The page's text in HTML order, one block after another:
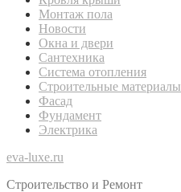
Монтаж пола
Новости
Окна и двери
Сантехника
Система отопления
Строительные материалы
Фасад
Фундамент
Электрика
eva-luxe.ru
Строительство и Ремонт